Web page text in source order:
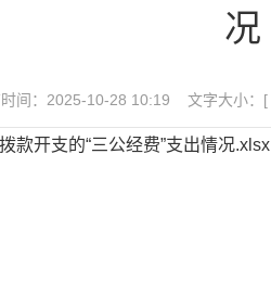
况
间：2025-10-28 10:19 文字大小：[
款开支的“三公经费”支出情况.xlsx